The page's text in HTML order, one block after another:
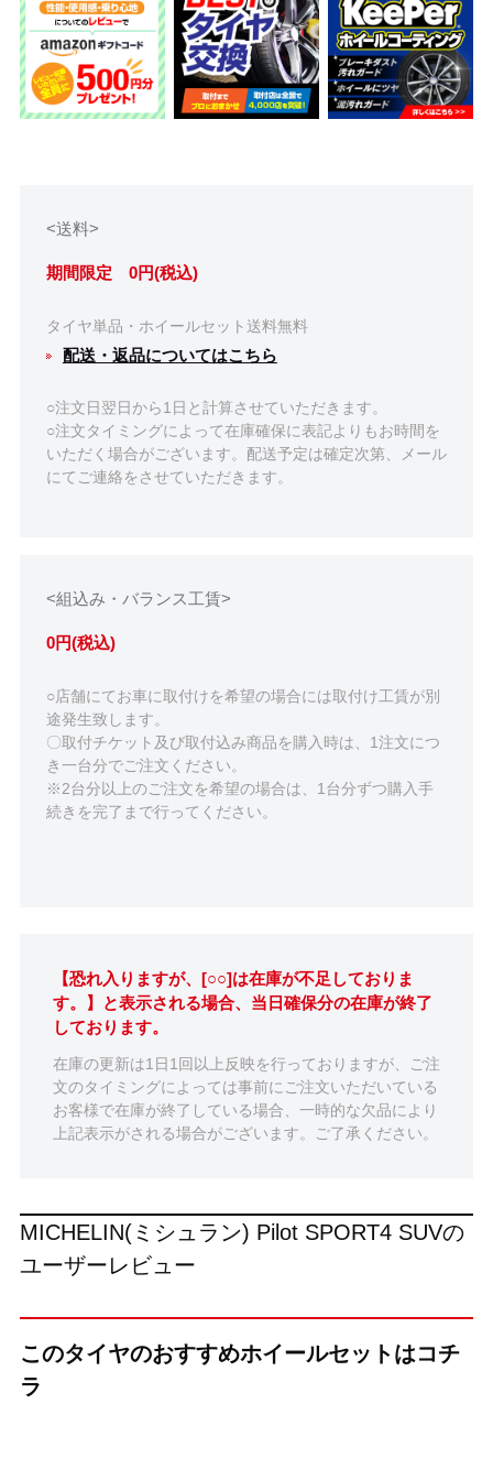
<送料>
期間限定 0円(税込)
タイヤ単品・ホイールセット送料無料
配送・返品についてはこちら
○注文日翌日から1日と計算させていただきます。
○注文タイミングによって在庫確保に表記よりもお時間を
いただく場合がございます。配送予定は確定次第、メール
にてご連絡をさせていただきます。
<組込み・バランス工賃>
0円(税込)
○店舗にてお車に取付けを希望の場合には取付け工賃が別
途発生致します。
〇取付チケット及び取付込み商品を購入時は、1注文につ
き一台分でご注文ください。
※2台分以上のご注文を希望の場合は、1台分ずつ購入手
続きを完了まで行ってください。
【恐れ入りますが、[○○]は在庫が不足しておりま
す。】と表示される場合、当日確保分の在庫が終了
しております。
在庫の更新は1日1回以上反映を行っておりますが、ご注
文のタイミングによっては事前にご注文いただいている
お客様で在庫が終了している場合、一時的な欠品により
上記表示がされる場合がございます。ご了承ください。
MICHELIN(ミシュラン) Pilot SPORT4 SUVの
ユーザーレビュー
このタイヤのおすすめホイールセットはコチ
ラ